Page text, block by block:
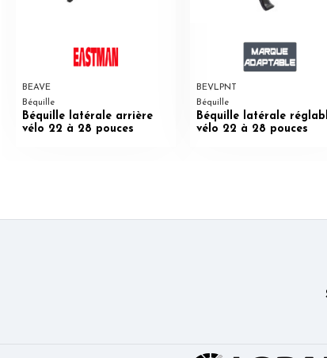
BEAVE
Béquille
Béquille latérale arrière
vélo 22 à 28 pouces
BEVLPNT
Béquille
Béquille latérale
vélo 22 à 28 pouces